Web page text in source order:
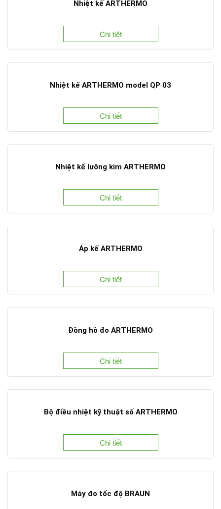
Nhiệt kế ARTHERMO
Chi tiết
Nhiệt kế ARTHERMO model QP 03
Chi tiết
Nhiệt kế lưỡng kim ARTHERMO
Chi tiết
Áp kế ARTHERMO
Chi tiết
Đồng hồ đo ARTHERMO
Chi tiết
Bộ điều nhiệt kỹ thuật số ARTHERMO
Chi tiết
Máy đo tốc độ BRAUN